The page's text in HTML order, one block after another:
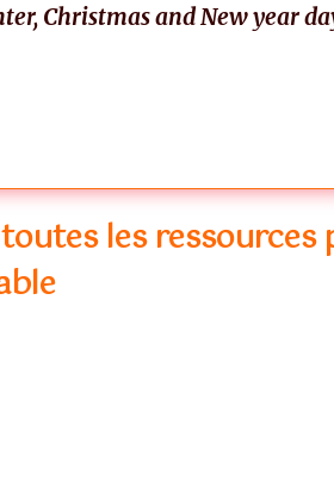
Christmas and New year
les ressources